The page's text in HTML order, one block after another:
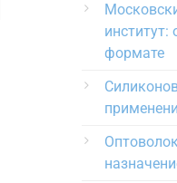
институт:
формате